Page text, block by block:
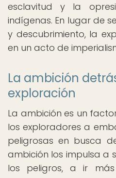
esclavitud y la
indígenas. En lugar de
y descubrimiento, la
en un acto de
La ambición
exploración
La ambición es un
los exploradores a
peligrosas en busca
ambición los impulsa a
los peligros, a ir